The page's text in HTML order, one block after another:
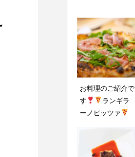
お料理のご紹介で
す
ランギラ
ーノピッツァ
限定20食
国
産牛サーロインの
窯焼きローストス
価格で国産牛のス